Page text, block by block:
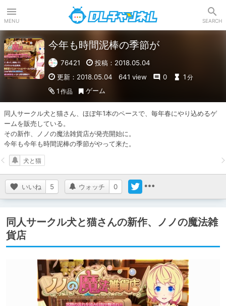
MENU SEARCH
今年も時間泥棒の季節が
76421
投稿：2018.05.04
更新：2018.05.04
641 view 0 1 分
1 作品 ゲーム
同人サークル犬と猫さん、ほぼ年1本のペースで、毎年春にやり込めるゲ
ームを販売している。
その新作、ノノの魔法雑貨店が発売開始に。
今年も今年も時間泥棒の季節がやって来た。
いいね 5 ウォッチ 0
犬と猫
同人サークル犬と猫さんの新作、ノノの魔法雑
貨店